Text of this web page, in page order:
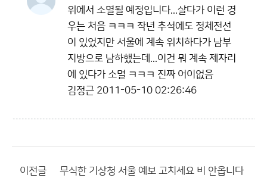
위에서 소멸될 예정입니다...살다가 이런 경
우는 처음 ㅋㅋㅋ 작년 추석에도 정체전선
이 있었지만 서울에 계속 위치하다가 남부
지방으로 남하했는데...이건 뭐 계속 제자리
에 있다가 소멸 ㅋㅋㅋ 진짜 어이없음
김정근 2011-05-10 02:26:46
이전글 무식한 기상청 서울 예보 고치세요 비 안옵니다